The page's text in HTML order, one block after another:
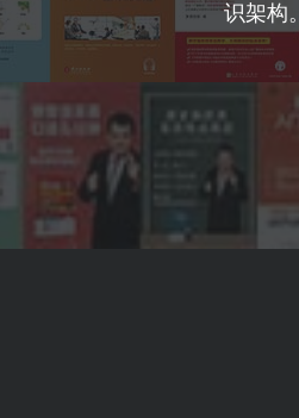
识架构。